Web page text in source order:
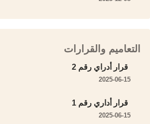
التعاميم والقرارات
قرار أدراي رقم 2
2025-06-15
قرار أداري رقم 1
2025-06-15